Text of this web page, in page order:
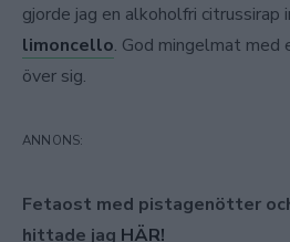
gjorde jag en alkoholfri citrussirap
limoncello. God mingelmat med
över sig.
Fetaost med pistagenötter
hittade jag HÄR!